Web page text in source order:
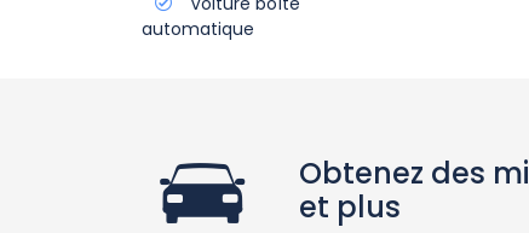
automatique
Obtenez des
et plus